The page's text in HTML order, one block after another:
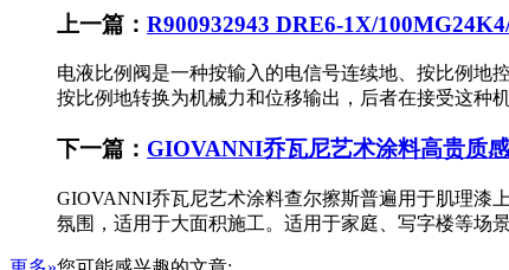
上一篇： R900932943 DRE6-1X/
电液比例阀是一种按输入的电信号连续地、按比例地
按比例地转换为机械力和位移输出，后者在接受这种
下一篇： GIOVANNI乔瓦尼艺术涂料高贵质
GIOVANNI乔瓦尼艺术涂料查尔擦斯普遍用于肌理漆
氛围，适用于大面积施工。适用于家庭、写字楼等场